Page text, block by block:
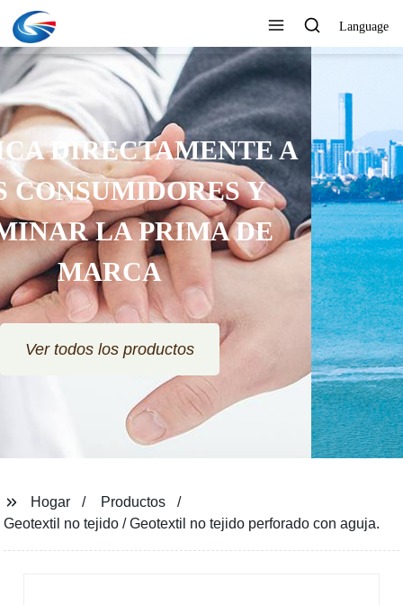
Language
RESPONDA RÁPIDAMENTE Y
OFREZCA UN PRECIO MUY
ATRACTIVO
Ver todos los productos
Hogar
Productos
Geotextil no tejido / Geotextil no tejido perforado con aguja.